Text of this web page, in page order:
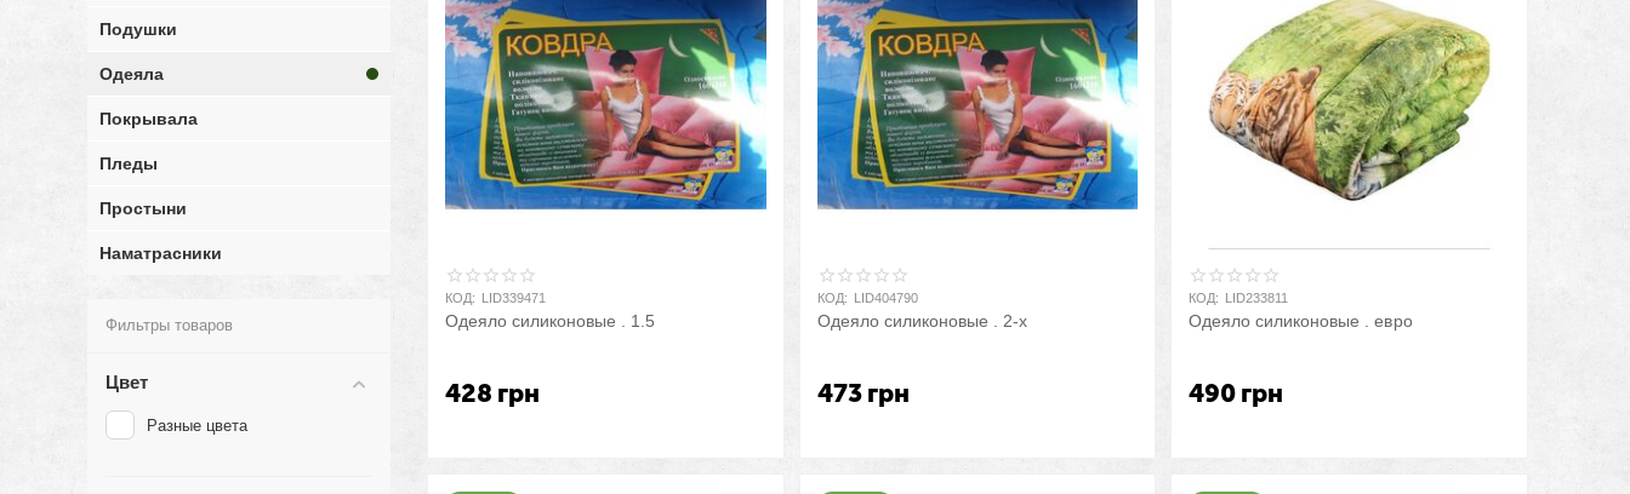
КОД: LID339471
Одеяло силиконовые . 1.5
428 грн
КОД: LID404790
Одеяло силиконовые . 2-х
473 грн
КОД: LID233811
Одеяло силиконовые . евро
490 грн
Подушки
Одеяла
Покрывала
Пледы
Простыни
Наматрасники
Фильтры товаров
Цвет
Разные цвета